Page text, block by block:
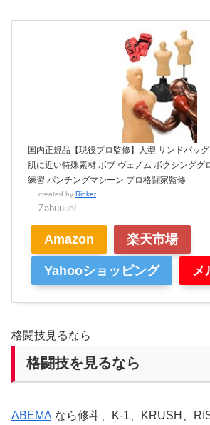
国内正規品【現役プロ監修】人型 サンドバッ
肌に近い特殊素材 ボブ ヴェノム ボクシンググ
練習 パンチングマシーン プロ格闘家監修
created by Rinker
Zabuuun!
Amazon 楽天市場
Yahooショッピング メ
格闘技見るなら
格闘技を見るなら
ABEMA なら修斗、K-1、KRUSH、